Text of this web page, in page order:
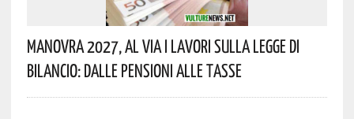
Manovra 2027, Al Via I Lavori Sulla Legge Di
Bilancio: Dalle Pensioni Alle Tasse